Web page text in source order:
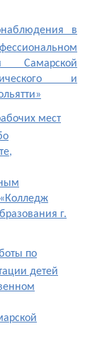
в
Самарской
и
мест
г.
по
детей